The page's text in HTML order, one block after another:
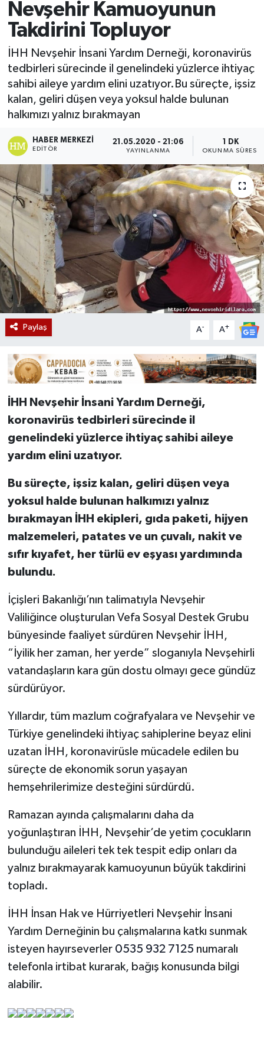
Nevşehir Kamuoyunun
Takdirini Topluyor
İHH Nevşehir İnsani Yardım Derneği, koronavirüs
tedbirleri sürecinde il genelindeki yüzlerce ihtiyaç
sahibi aileye yardım elini uzatıyor.Bu süreçte, işsiz
kalan, geliri düşen veya yoksul halde bulunan
halkımızı yalnız bırakmayan
HABER MERKEZI
EDITÖR
21.05.2020 - 21:06
YAYINLANMA
1 DK
OKUNMA SÜRESI
Paylaş A- A+
İHH Nevşehir İnsani Yardım Derneği,
koronavirüs tedbirleri sürecinde il
genelindeki yüzlerce ihtiyaç sahibi aileye
yardım elini uzatıyor.
Bu süreçte, işsiz kalan, geliri düşen veya
yoksul halde bulunan halkımızı yalnız
bırakmayan İHH ekipleri, gıda paketi, hijyen
malzemeleri, patates ve un çuvalı, nakit ve
sıfır kıyafet, her türlü ev eşyası yardımında
bulundu.
İçişleri Bakanlığı’nın talimatıyla Nevşehir
Valiliğince oluşturulan Vefa Sosyal Destek Grubu
bünyesinde faaliyet sürdüren Nevşehir İHH,
“İyilik her zaman, her yerde” sloganıyla Nevşehirli
vatandaşların kara gün dostu olmayı gece gündüz
sürdürüyor.
Yıllardır, tüm mazlum coğrafyalara ve Nevşehir ve
Türkiye genelindeki ihtiyaç sahiplerine beyaz elini
uzatan İHH, koronavirüsle mücadele edilen bu
süreçte de ekonomik sorun yaşayan
hemşehrilerimize desteğini sürdürdü.
Ramazan ayında çalışmalarını daha da
yoğunlaştıran İHH, Nevşehir’de yetim çocukların
bulunduğu aileleri tek tek tespit edip onları da
yalnız bırakmayarak kamuoyunun büyük takdirini
topladı.
İHH İnsan Hak ve Hürriyetleri Nevşehir İnsani
Yardım Derneğinin bu çalışmalarına katkı sunmak
isteyen hayırseverler 0535 932 7125 numaralı
telefonla irtibat kurarak, bağış konusunda bilgi
alabilir.